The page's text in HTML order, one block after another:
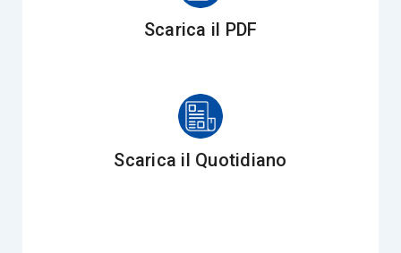
Scarica il PDF
Scarica il Quotidiano